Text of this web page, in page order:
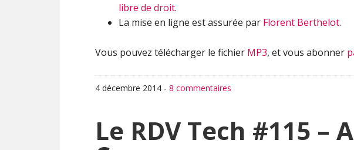
libre de droit.
La mise en ligne est assurée par Florent Berthelot.
Vous pouvez télécharger le fichier MP3, et vous abonner
4 décembre 2014 - 8 commentaires
Le RDV Tech #115 –